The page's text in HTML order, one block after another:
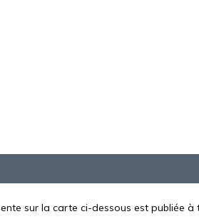
sur la carte ci-dessous est publiée